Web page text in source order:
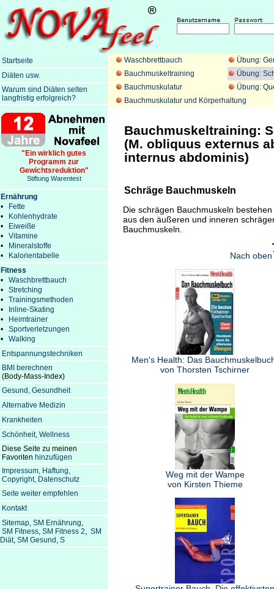
Waschbrettbauch
Übung:
Bauchmuskeltraining
Übung:
Bauchmuskulatur
Übung:
Bauchmuskulatur und Körperhaltung
Bauchmuskeltraining:
(M. obliquus externus
internus abdominis)
Schräge Bauchmuskeln
Die schrägen Bauchmuskeln bestehen
aus den äußeren und inneren
Bauchmuskeln.
Nach oben
Men's Health: Das
von Thorsten Tschirner
Weg mit der Wampe
von Kirsten Thieme
Startseite
Diäten usw.
Warum sind Diäten selten
langfristig erfolgreich?
"Ein wirklich gutes
Programm zur
Gewichtsreduktion"
Stiftung Warentest
Ernährung
•
Fette
•
Kohlenhydrate
•
Eiweiße
•
Vitamine
•
Mineralstoffe
•
Kalorientabelle
Fitness
•
Waschbrettbauch
•
Stretching
•
Trainingsmethoden
•
Inline-Skating
•
Heimtrainer
•
Sportverletzungen
•
Walking
Entspannungstechniken
BMI berechnen
(Body-Mass-Index)
Gesund, Gesundheit
Alternative Medizin
Krankheiten
Schönheit, Wellness
Diese Seite zu meinen
Favoriten hinzufügen
Impressum, Haftung,
Copyright, Datenschutz
Seite weiter empfehlen
Kontakt
Sitemap, SM Ernährung,
SM Fitness, SM Fitness 2, SM
Diät, SM Gesund , S